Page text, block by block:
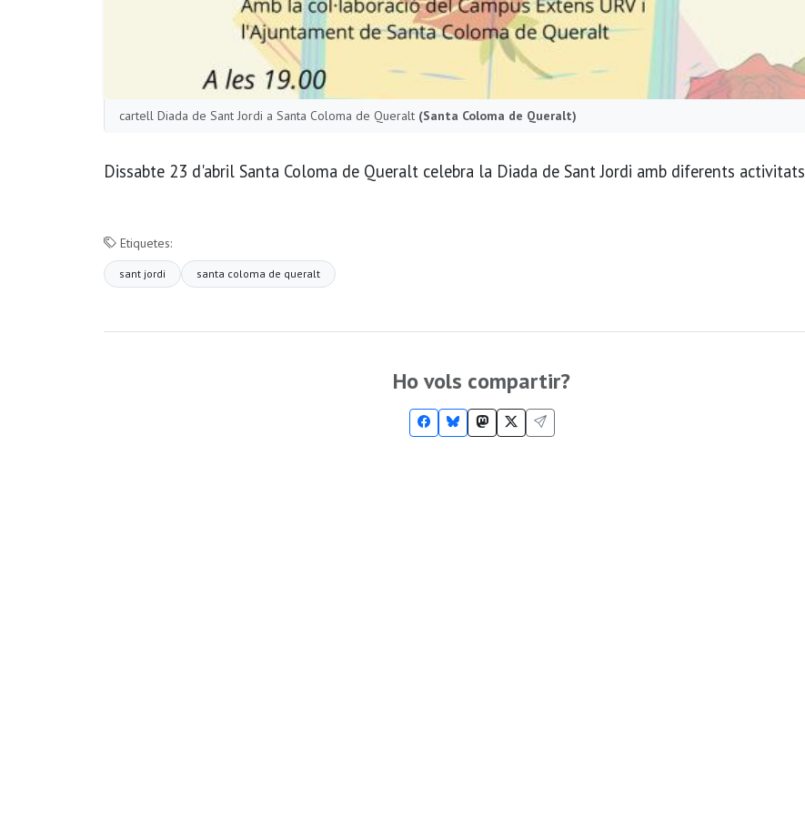
cartell Diada de Sant Jordi a Santa Coloma de Queralt (Santa Coloma de Queralt)
Dissabte 23 d'abril Santa Coloma de Queralt celebra la Diada de Sant Jordi amb diferents activitats
Etiquetes:
sant jordi santa coloma de queralt
Ho vols compartir?